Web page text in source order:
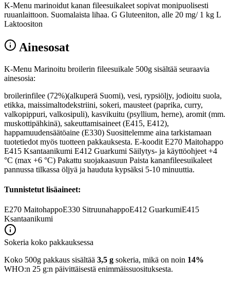
K-Menu marinoidut kanan fileesuikaleet sopivat monipuolisesti
ruuanlaittoon. Suomalaista lihaa. G Gluteeniton, alle 20 mg/ 1 kg L
Laktoositon
Ainesosat
K-Menu Marinoitu broilerin fileesuikale 500g sisältää seuraavia
ainesosia:
broilerinfilee (72%)(alkuperä Suomi), vesi, rypsiöljy, jodioitu suola,
etikka, maissimaltodekstriini, sokeri, mausteet (paprika, curry,
valkopippuri, valkosipuli), kasvikuitu (psyllium, herne), aromit (mm.
muskottipähkinä), sakeuttamisaineet (E415, E412),
happamuudensäätöaine (E330) Suosittelemme aina tarkistamaan
tuotetiedot myös tuotteen pakkauksesta. E-koodit E270 Maitohappo
E415 Ksantaanikumi E412 Guarkumi Säilytys- ja käyttöohjeet +4
°C (max +6 °C) Pakattu suojakaasuun Paista kananfileesuikaleet
pannussa tilkassa öljyä ja hauduta kypsäksi 5-10 minuuttia.
Tunnistetut lisäaineet:
E270 MaitohappoE330 SitruunahappoE412 GuarkumiE415
Ksantaanikumi
Sokeria koko pakkauksessa
Koko 500g pakkaus sisältää 3,5 g sokeria, mikä on noin 14%
WHO:n 25 g:n päivittäisestä enimmäissuosituksesta.